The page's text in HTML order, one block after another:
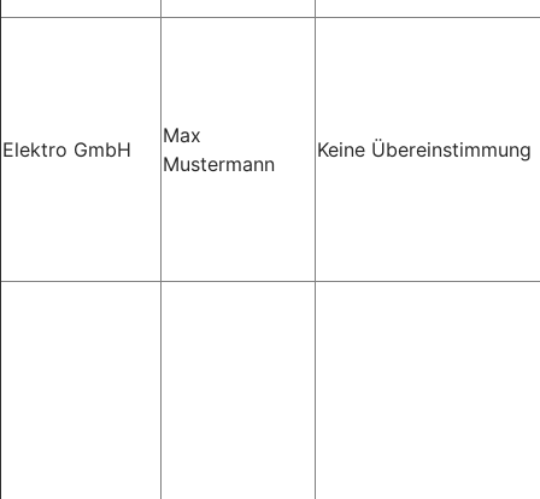
Elektro GmbH
Max
Mustermann
Keine Übereinstimmung